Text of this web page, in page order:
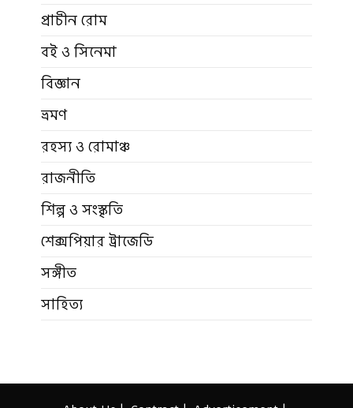
প্রাচীন রোম
বই ও সিনেমা
বিজ্ঞান
ভ্রমণ
রহস্য ও রোমাঞ্চ
রাজনীতি
শিল্প ও সংস্কৃতি
শেক্সপিয়ার ট্রাজেডি
সঙ্গীত
সাহিত্য